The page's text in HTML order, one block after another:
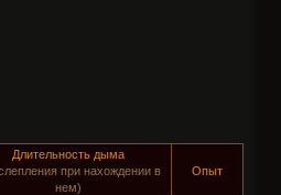
Длительность дыма
при нахождении в
нем)
Опыт